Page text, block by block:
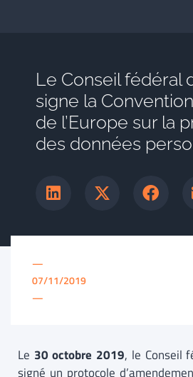
Le Conseil fédéral
signe la
de l’Europe sur la
des données
—
07/11/2019
—
Le 30 octobre 2019, le Conseil
signé un protocole